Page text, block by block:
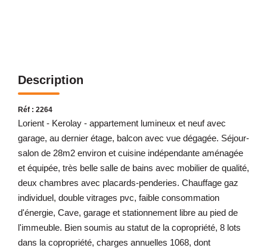
Description
Réf : 2264
Lorient - Kerolay - appartement lumineux et neuf avec
garage, au dernier étage, balcon avec vue dégagée. Séjour-
salon de 28m2 environ et cuisine indépendante aménagée
et équipée, très belle salle de bains avec mobilier de qualité,
deux chambres avec placards-penderies. Chauffage gaz
individuel, double vitrages pvc, faible consommation
d'énergie, Cave, garage et stationnement libre au pied de
l'immeuble. Bien soumis au statut de la copropriété, 8 lots
dans la copropriété, charges annuelles 1068, dont